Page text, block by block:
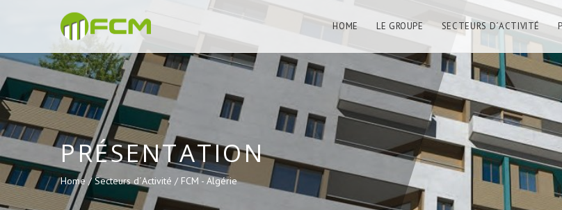
HOME LE GROUPE SECTEURS D´ACTIVITÉ
PRÉSENTATION
Home /Secteurs d´Activité / FCM - Algérie